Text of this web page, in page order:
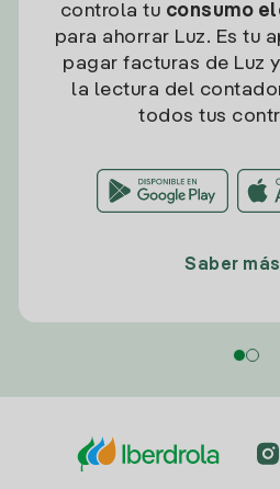
controla tu consumo
para ahorrar Luz. Es tu
pagar facturas de Luz
la lectura del
todos tus
Saber más